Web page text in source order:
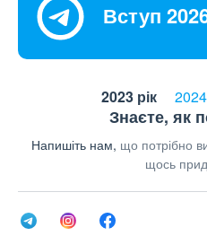
Вступ
2023 рік
Знаєте, як
Напишіть нам, що потрібно
щось